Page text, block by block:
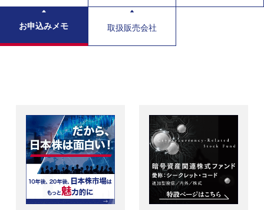
お申込みメモ 取扱販売会社